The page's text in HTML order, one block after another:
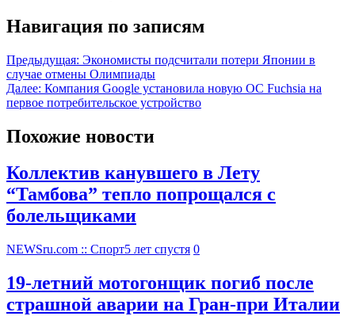
Навигация по записям
Предыдущая: Экономисты подсчитали потери Японии в
случае отмены Олимпиады
Далее: Компания Google установила новую OC Fuchsia на
первое потребительское устройство
Похожие новости
Коллектив канувшего в Лету
“Тамбова” тепло попрощался с
болельщиками
NEWSru.com :: Спорт5 лет спустя 0
19-летний мотогонщик погиб после
страшной аварии на Гран-при Италии